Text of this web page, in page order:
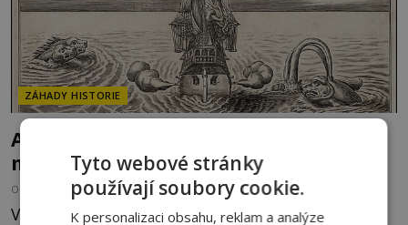
ZÁHADY HISTORIE
Ayia Napa: Kyperské vodní monstrum s
mírumilovnou povahou
OD FILIP APPL 7.8.2026 4.6TIS
Vodní monstra jsou poměrně častým koloritem
Tyto webové stránky
používají soubory cookie.
K personalizaci obsahu, reklam a analýze